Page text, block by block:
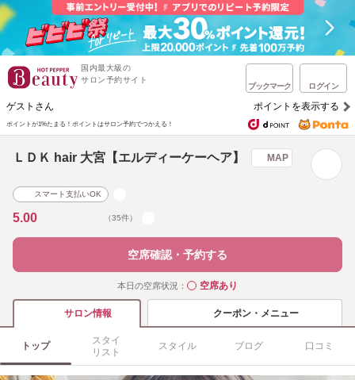
国内最大級の
サロン予約サイト
ブックマーク ログイン
ゲストさん ポイントを表示する
ポイントが1%たまる！ ポイントはサロン予約でつかえる！
ＬＤＫ hair 大宮【エルディーケーヘア】 MAP
スマート支払いOK
5.00 （35件）
空席確認・予約する
本日の空席状況： ◯空席あり
サロン情報 クーポン・メニュー
トップ
スタイ
リスト
スタイル ブログ 口コミ